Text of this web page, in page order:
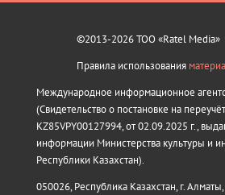
©2013-2026 ТОО «Ratel Media»
Правила использования
Международное информационное
(Свидетельство о постановке на
KZ85VPY00127994, от 02.09.2025 г.,
информации Министерства культуры и
Республики Казахстан).
050026, Республика Казахстан, г.